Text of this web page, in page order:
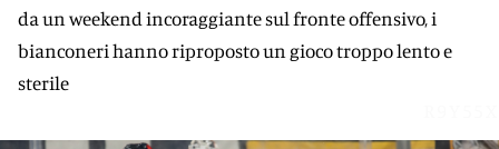
da un weekend incoraggiante sul fronte offensivo, i
bianconeri hanno riproposto un gioco troppo lento e
sterile